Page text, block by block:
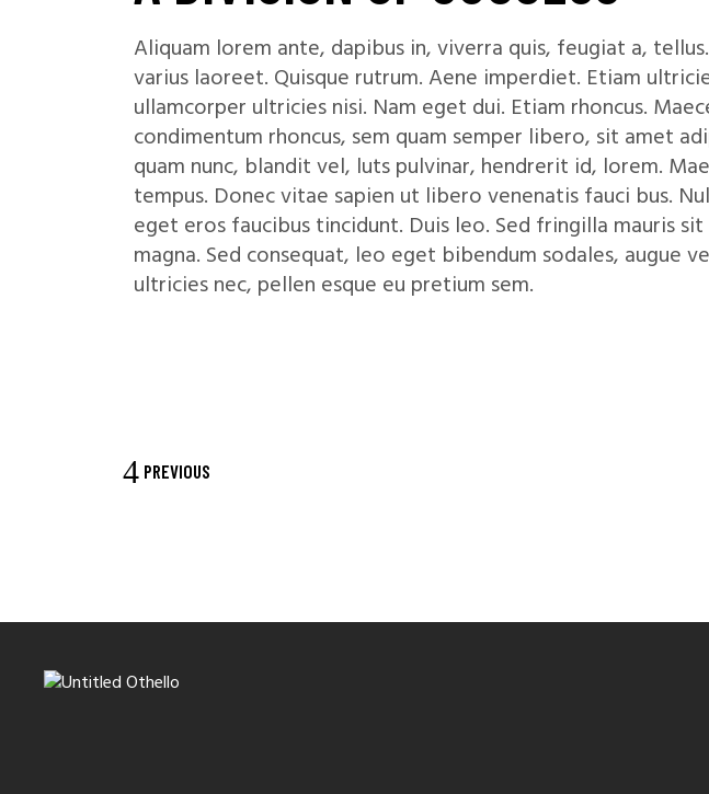
Aliquam lorem ante, dapibus in, viverra quis, feugiat a,
varius laoreet. Quisque rutrum. Aene imperdiet. Etiam
ullamcorper ultricies nisi. Nam eget dui. Etiam rhoncus.
condimentum rhoncus, sem quam semper libero, sit amet
quam nunc, blandit vel, luts pulvinar, hendrerit id, lorem.
tempus. Donec vitae sapien ut libero venenatis fauci bus.
eget eros faucibus tincidunt. Duis leo. Sed fringilla mauris
magna. Sed consequat, leo eget bibendum sodales, augue
ultricies nec, pellen esque eu pretium sem.
PREVIOUS